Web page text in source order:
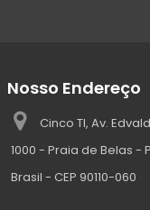
Nosso Endereço
Cinco TI, Av.
1000 - Praia de Belas -
Brasil - CEP 90110-060